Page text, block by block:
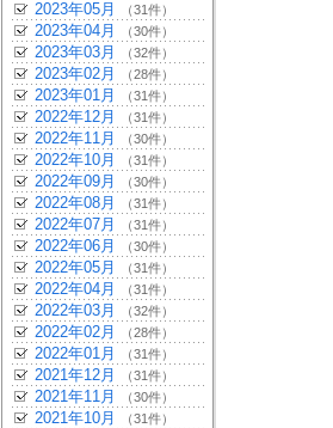
2023年05月 （31件）
2023年04月 （30件）
2023年03月 （32件）
2023年02月 （28件）
2023年01月 （31件）
2022年12月 （31件）
2022年11月 （30件）
2022年10月 （31件）
2022年09月 （30件）
2022年08月 （31件）
2022年07月 （31件）
2022年06月 （30件）
2022年05月 （31件）
2022年04月 （31件）
2022年03月 （32件）
2022年02月 （28件）
2022年01月 （31件）
2021年12月 （31件）
2021年11月 （30件）
2021年10月 （31件）